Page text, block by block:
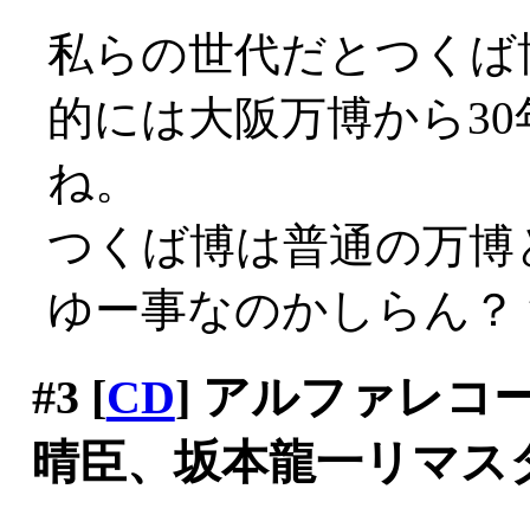
私らの世代だとつく
的には大阪万博から
ね。
つくば博は普通の万
ゆー事なのかしらん？
#3 [CD] アルファレコ
晴臣、坂本龍一リマス